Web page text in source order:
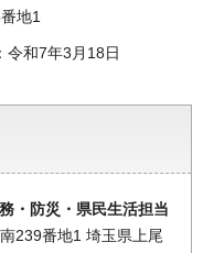
地1
令和7年3月18日
・防災・県民生活担当
239番地1 埼玉県上尾